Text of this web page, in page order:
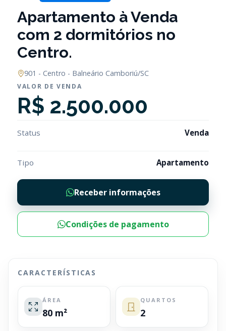
Apartamento à Venda
com 2 dormitórios no
Centro.
901 - Centro - Balneário Camboriú/SC
VALOR DE VENDA
R$ 2.500.000
Status Venda
Tipo Apartamento
Receber informações
Condições de pagamento
CARACTERÍSTICAS
ÁREA
80 m²
QUARTOS
2